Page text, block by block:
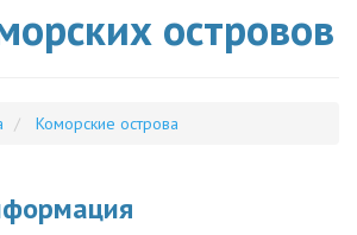
островов
Коморские острова